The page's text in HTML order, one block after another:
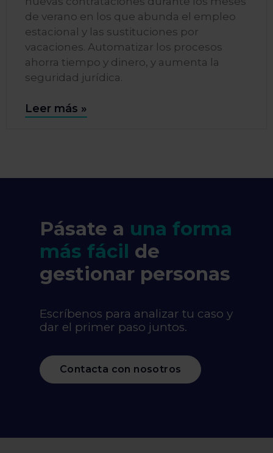
de verano en los que abunda el empleo
estacional y las sustituciones por
vacaciones. Automatizar los procesos
ahorra tiempo y dinero, y aumenta la
seguridad jurídica.
Leer más »
Pásate a una forma
más fácil de
gestionar personas
Escríbenos para analizar tu caso y
dar el primer paso juntos.
Contacta con nosotros